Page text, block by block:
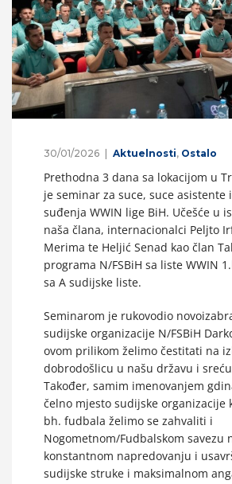
30/01/2026 Aktuelnosti, Ostalo
Prethodna 3 dana sa lokacijom u
je seminar za suce, suce asistente
suđenja WWIN lige BiH. Učešće u
naša člana, internacionalci Peljto
Merima te Heljić Senad kao član
programa N/FSBiH sa liste WWIN
sa A sudijske liste.
Seminarom je rukovodio
sudijske organizacije N/FSBiH
ovom prilikom želimo čestitati na
dobrodošlicu u našu državu i
Također, samim imenovanjem
čelno mjesto sudijske organizacije
bh. fudbala želimo se zahvaliti i
Nogometnom/Fudbalskom savezu
konstantnom napredovanju i
sudijske struke i maksimalnom